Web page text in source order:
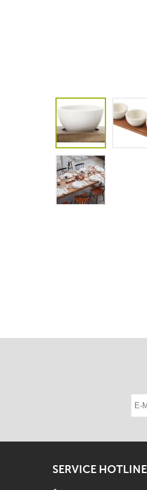
E-
SERVICE HOTLINE